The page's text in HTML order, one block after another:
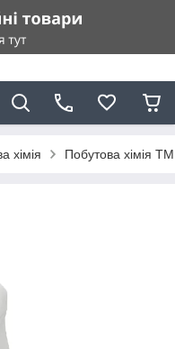
хімія Побутова хімія